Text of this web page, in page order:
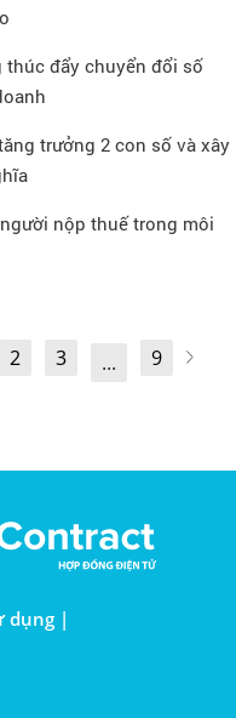
thúc đẩy chuyển đổi số
trưởng 2 con số và xây
nộp thuế trong môi
2 3 ... 9
dụng |